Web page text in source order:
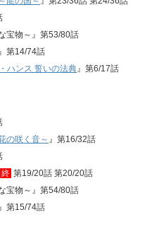
宝物～』第53/80話
第14/74話
ハンス 誓いの法典』第6/17話
の咲く音～ 』第16/32話
終 第19/20話 第20/20話
宝物～』第54/80話
第15/74話